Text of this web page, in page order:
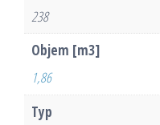
238
Objem [m3]
1,86
Typ